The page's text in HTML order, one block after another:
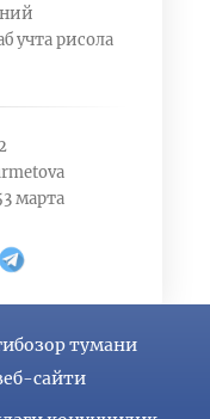
учта рисола
марта
тумани
сайти